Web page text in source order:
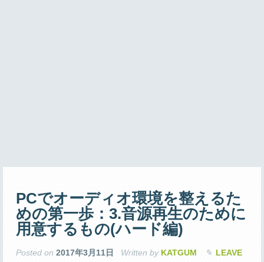
PCでオーディオ環境を整えるた
めの第一歩：3.音源再生のために
用意するもの(ハード編)
Posted on 2017年3月11日 Written by KATGUM
LEAVE